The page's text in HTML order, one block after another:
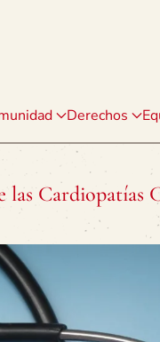
Derechos
Cardiopatías